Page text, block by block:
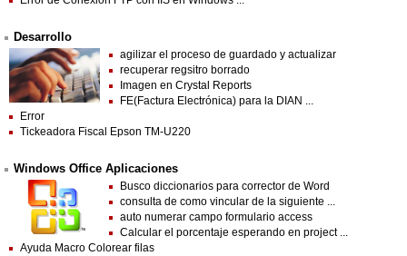
Desarrollo
agilizar el proceso de guardado y actualizar
recuperar regsitro borrado
Imagen en Crystal Reports
FE(Factura Electrónica) para la DIAN ...
Error
Tickeadora Fiscal Epson TM-U220
Windows Office Aplicaciones
Busco diccionarios para corrector de Word
consulta de como vincular de la siguiente ...
auto numerar campo formulario access
Calcular el porcentaje esperando en project ...
Ayuda Macro Colorear filas